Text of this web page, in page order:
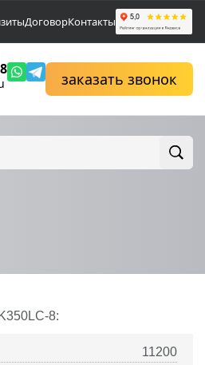
ДоговорКонтакты
заказать звонок
8:
11200